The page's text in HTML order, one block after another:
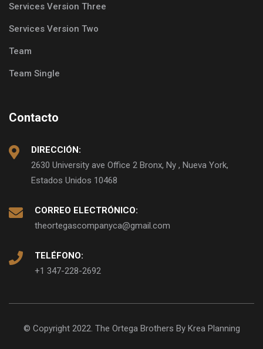
Services Version Three
Services Version Two
Team
Team Single
Contacto
DIRECCIÓN:
2630 University ave Office 2 Bronx, Ny , Nueva York,
Estados Unidos 10468
CORREO ELECTRÓNICO:
theortegascompanyca@gmail.com
TELÉFONO:
+1 347-228-2692
© Copyright 2022. The Ortega Brothers By Krea Planning